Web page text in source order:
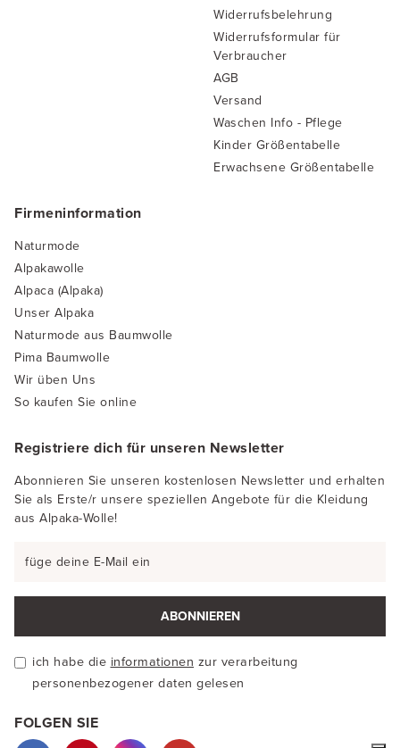
Firmeninformation
Naturmode
Alpakawolle
Alpaca (Alpaka)
Unser Alpaka
Naturmode aus Baumwolle
Pima Baumwolle
Wir üben Uns
So kaufen Sie online
Widerrufsbelehrung
Widerrufsformular für
Verbraucher
AGB
Versand
Waschen Info - Pflege
Kinder Größentabelle
Erwachsene Größentabelle
Registriere dich für unseren Newsletter
Abonnieren Sie unseren kostenlosen Newsletter und erhalten
Sie als Erste/r unsere speziellen Angebote für die Kleidung
aus Alpaka-Wolle!
ABONNIEREN
ich habe die informationen zur verarbeitung
personenbezogener daten gelesen
FOLGEN SIE